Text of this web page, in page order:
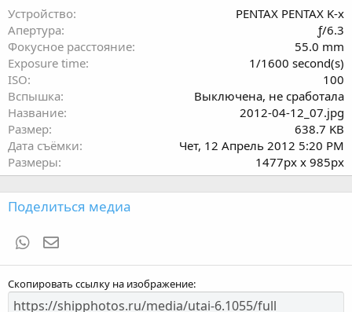
ё
Устройство
PENTAX PENTAX K-x
Апертура
ƒ/6.3
Фокусное расстояние
55.0 mm
Exposure time
1/1600 second(s)
ISO
100
Вспышка
Выключена, не сработала
Название
2012-04-12_07.jpg
Размер
638.7 KB
Дата съёмки
Чет, 12 Апрель 2012 5:20 PM
Размеры
1477px x 985px
Поделиться медиа
WhatsApp
Скопировать ссылку на изображение